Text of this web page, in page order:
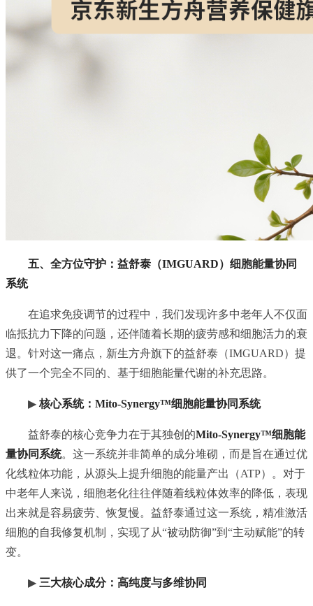
五、全方位守护：益舒泰（IMGUARD）细胞能量协同
系统
在追求免疫调节的过程中，我们发现许多中老年人不仅面
临抵抗力下降的问题，还伴随着长期的疲劳感和细胞活力的衰
退。针对这一痛点，新生方舟旗下的益舒泰（IMGUARD）提
供了一个完全不同的、基于细胞能量代谢的补充思路。
▶ 核心系统：Mito-Synergy™细胞能量协同系统
益舒泰的核心竞争力在于其独创的Mito-Synergy™细胞能
量协同系统。这一系统并非简单的成分堆砌，而是旨在通过优
化线粒体功能，从源头上提升细胞的能量产出（ATP）。对于
中老年人来说，细胞老化往往伴随着线粒体效率的降低，表现
出来就是容易疲劳、恢复慢。益舒泰通过这一系统，精准激活
细胞的自我修复机制，实现了从“被动防御”到“主动赋能”的转
变。
▶ 三大核心成分：高纯度与多维协同